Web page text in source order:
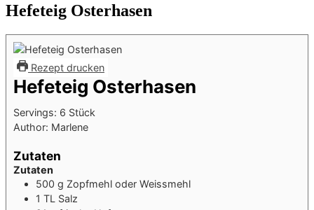
Hefeteig Osterhasen
Rezept drucken
Hefeteig Osterhasen
Servings: 6 Stück
Author: Marlene
Zutaten
Zutaten
500 g Zopfmehl oder Weissmehl
1 TL Salz